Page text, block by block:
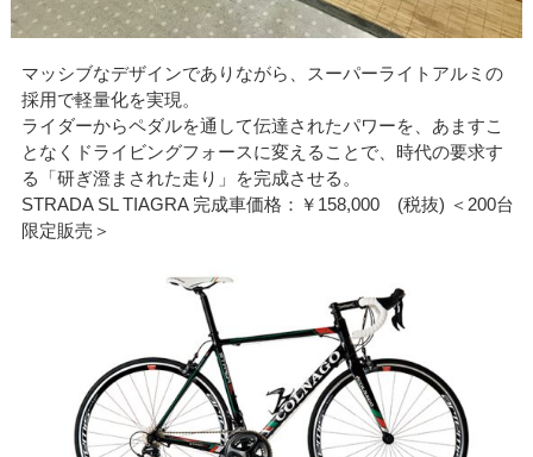
マッシブなデザインでありながら、スーパーライトアルミの
採用で軽量化を実現。
ライダーからペダルを通して伝達されたパワーを、あますこ
となくドライビングフォースに変えることで、時代の要求す
る「研ぎ澄まされた走り」を完成させる。
STRADA SL TIAGRA 完成車価格：￥158,000 (税抜) ＜200台
限定販売＞